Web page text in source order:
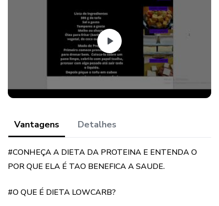
COMEÇAR BEM SABOROSA SUA DIETA.
# 73 RECEITAS COM BATATA DOCE PARA SUA DIETA
FICAR MAIS DIVERSIFICADA
Acesse este link e veja alguns modelos de livros como
são por dentro.
Vantagens Detalhes
#CONHEÇA A DIETA DA PROTEINA E ENTENDA O
POR QUE ELA É TAO BENEFICA A SAUDE.
#O QUE É DIETA LOWCARB?